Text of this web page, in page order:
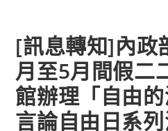
[訊息轉知]內政
月至5月間假二
館辦理「自由
言論自由日系